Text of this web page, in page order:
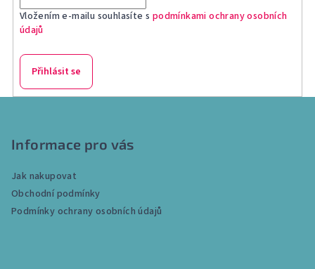
Vložením e-mailu souhlasíte s podmínkami ochrany osobních
údajů
Přihlásit se
Informace pro vás
Jak nakupovat
Obchodní podmínky
Podmínky ochrany osobních údajů